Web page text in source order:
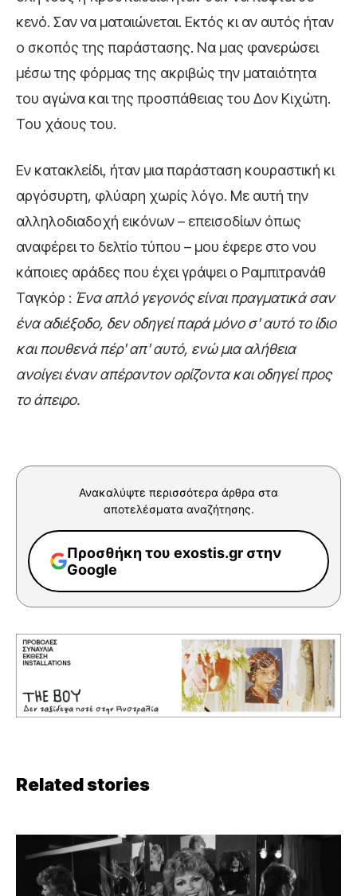
κενό. Σαν να ματαιώνεται. Εκτός κι αν αυτός ήταν
ο σκοπός της παράστασης. Να μας φανερώσει
μέσω της φόρμας της ακριβώς την ματαιότητα
του αγώνα και της προσπάθειας του Δον Κιχώτη.
Του χάους του.
Εν κατακλείδι, ήταν μια παράσταση κουραστική κι
αργόσυρτη, φλύαρη χωρίς λόγο. Με αυτή την
αλληλοδιαδοχή εικόνων – επεισοδίων όπως
αναφέρει το δελτίο τύπου – μου έφερε στο νου
κάποιες αράδες που έχει γράψει ο Ραμπιτρανάθ
Ταγκόρ : Ένα απλό γεγονός είναι πραγματικά σαν
ένα αδιέξοδο, δεν οδηγεί παρά μόνο σ' αυτό το ίδιο
και πουθενά πέρ' απ' αυτό, ενώ μια αλήθεια
ανοίγει έναν απέραντον ορίζοντα και οδηγεί προς
το άπειρο.
Ανακαλύψτε περισσότερα άρθρα στα
αποτελέσματα αναζήτησης.
Προσθήκη του exostis.gr στην
Google
Related stories